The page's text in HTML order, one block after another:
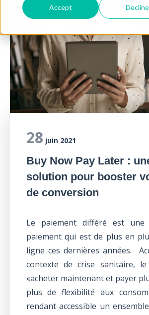
Accept Decline
28 juin 2021
Buy Now Pay Later :
solution pour booster
de conversion
Le paiement différé est une
paiement qui est de plus en
ligne ces dernières années.
contexte de crise sanitaire,
«acheter maintenant et payer
plus de flexibilité aux
rendant accessible un